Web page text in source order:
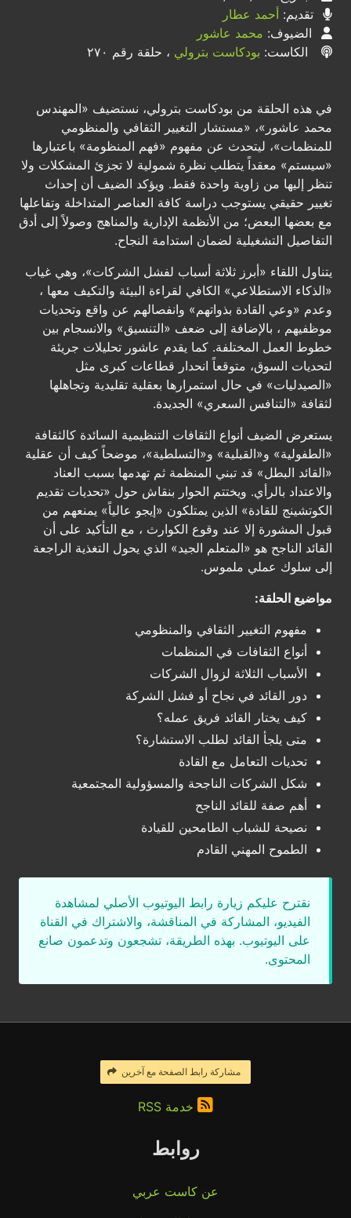
تقديم: أحمد عطار
الضيوف: محمد عاشور
الكاست: بودكاست بترولي ، حلقة رقم ٢٧٠
في هذه الحلقة من بودكاست بترولي، نستضيف «المهندس
محمد عاشور»، «مستشار التغيير الثقافي والمنظومي
للمنظمات»، ليتحدث عن مفهوم «فهم المنظومة» باعتبارها
«سيستم» معقداً يتطلب نظرة شمولية لا تجزئ المشكلات ولا
تنظر إليها من زاوية واحدة فقط. ويؤكد الضيف أن إحداث
تغيير حقيقي يستوجب دراسة كافة العناصر المتداخلة وتفاعلها
مع بعضها البعض؛ من الأنظمة الإدارية والمناهج وصولاً إلى أدق
التفاصيل التشغيلية لضمان استدامة النجاح.
يتناول اللقاء «أبرز ثلاثة أسباب لفشل الشركات»، وهي غياب
«الذكاء الاستطلاعي» الكافي لقراءة البيئة والتكيف معها ،
وعدم «وعي القادة بذواتهم» وانفصالهم عن واقع وتحديات
موظفيهم ، بالإضافة إلى ضعف «التنسيق» والانسجام بين
خطوط العمل المختلفة. كما يقدم عاشور تحليلات جريئة
لتحديات السوق، متوقعاً انحدار قطاعات كبرى مثل
«الصيدليات» في حال استمرارها بعقلية تقليدية وتجاهلها
لثقافة «التنافس السعري» الجديدة.
يستعرض الضيف أنواع الثقافات التنظيمية السائدة كالثقافة
«الطفولية» و«القبلية» و«التسلطية»، موضحاً كيف أن عقلية
«القائد البطل» قد تبني المنظمة ثم تهدمها بسبب العناد
والاعتداد بالرأي. ويختتم الحوار بنقاش حول «تحديات تقديم
الكوتشينج للقادة» الذين يمتلكون «إيجو عالياً» يمنعهم من
قبول المشورة إلا عند وقوع الكوارث ، مع التأكيد على أن
القائد الناجح هو «المتعلم الجيد» الذي يحول التغذية الراجعة
إلى سلوك عملي ملموس.
مواضيع الحلقة:
مفهوم التغيير الثقافي والمنظومي
أنواع الثقافات في المنظمات
الأسباب الثلاثة لزوال الشركات
دور القائد في نجاح أو فشل الشركة
كيف يختار القائد فريق عمله؟
متى يلجأ القائد لطلب الاستشارة؟
تحديات التعامل مع القادة
شكل الشركات الناجحة والمسؤولية المجتمعية
أهم صفة للقائد الناجح
نصيحة للشباب الطامحين للقيادة
الطموح المهني القادم
نقترح عليكم زيارة رابط اليوتيوب الأصلي لمشاهدة
الفيديو، المشاركة في المناقشة، والاشتراك في القناة
على اليوتيوب. بهذه الطريقة، تشجعون وتدعمون صانع
المحتوى.
مشاركة رابط الصفحة مع آخرين
خدمة RSS
روابط
عن كاست عربي